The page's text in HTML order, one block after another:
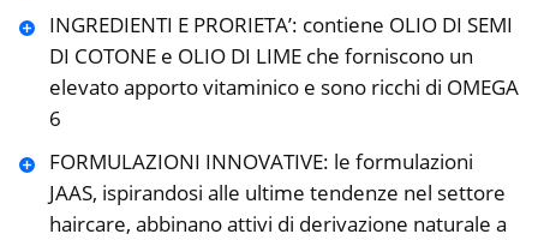
INGREDIENTI E PRORIETA’: contiene OLIO DI SEMI
DI COTONE e OLIO DI LIME che forniscono un
elevato apporto vitaminico e sono ricchi di OMEGA
6
FORMULAZIONI INNOVATIVE: le formulazioni
JAAS, ispirandosi alle ultime tendenze nel settore
haircare, abbinano attivi di derivazione naturale a